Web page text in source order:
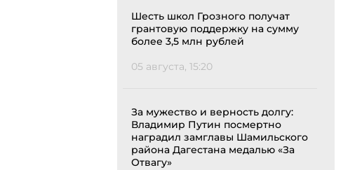
Шесть школ Грозного получат
грантовую поддержку на сумму
более 3,5 млн рублей
05 августа, 15:20
За мужество и верность долгу:
Владимир Путин посмертно
наградил замглавы Шамильского
района Дагестана медалью «За
Отвагу»